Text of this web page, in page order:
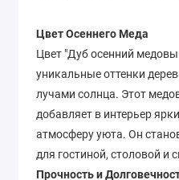
Цвет Осеннего Меда
Цвет "Дуб осенний
уникальные оттенки
лучами солнца. Этот
добавляет в интерьер
атмосферу уюта. Он
для гостиной, столовой и
Прочность и